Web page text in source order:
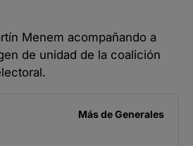
Menem acompañando a
de unidad de la coalición
Más deGenerales